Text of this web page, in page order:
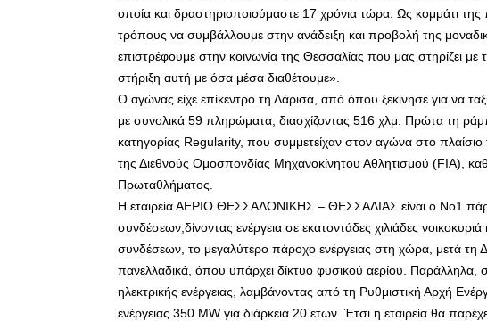
οποία και δραστηριοποιούμαστε 17 χρόνια τώρα. Ως κομμάτι
τρόπους να συμβάλλουμε στην ανάδειξη και προβολή της
επιστρέφουμε στην κοινωνία της Θεσσαλίας που μας στηρίζει
στήριξη αυτή με όσα μέσα διαθέτουμε».
Ο αγώνας είχε επίκεντρο τη Λάρισα, από όπου ξεκίνησε για να
με συνολικά 59 πληρώματα, διασχίζοντας 516 χλμ. Πρώτα τη
κατηγορίας Regularity, που συμμετείχαν στον αγώνα στο
της Διεθνούς Ομοσπονδίας Μηχανοκίνητου Αθλητισμού (FIA),
Πρωταθλήματος.
Η εταιρεία ΑΕΡΙΟ ΘΕΣΣΑΛΟΝΙΚΗΣ – ΘΕΣΣΑΛΙΑΣ είναι ο Νο1
συνδέσεων,δίνοντας ενέργεια σε εκατοντάδες χιλιάδες
συνδέσεων, το μεγαλύτερο πάροχο ενέργειας στη χώρα, μετά τη
πανελλαδικά, όπου υπάρχει δίκτυο φυσικού αερίου. Παράλληλα,
ηλεκτρικής ενέργειας, λαμβάνοντας από τη Ρυθμιστική Αρχή
ενέργειας 350 MW για διάρκεια 20 ετών. Έτσι η εταιρεία θα